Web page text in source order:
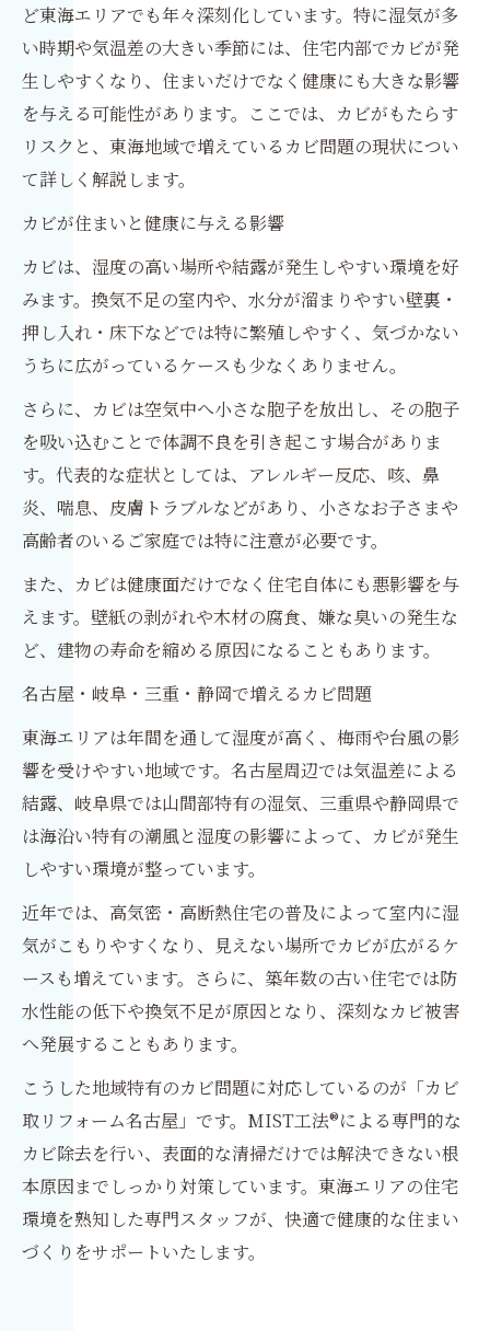
ど東海エリアでも年々深刻化しています。特に湿気が多
い時期や気温差の大きい季節には、住宅内部でカビが発
生しやすくなり、住まいだけでなく健康にも大きな影響
を与える可能性があります。ここでは、カビがもたらす
リスクと、東海地域で増えているカビ問題の現状につい
て詳しく解説します。
カビが住まいと健康に与える影響
カビは、湿度の高い場所や結露が発生しやすい環境を好
みます。換気不足の室内や、水分が溜まりやすい壁裏・
押し入れ・床下などでは特に繁殖しやすく、気づかない
うちに広がっているケースも少なくありません。
さらに、カビは空気中へ小さな胞子を放出し、その胞子
を吸い込むことで体調不良を引き起こす場合がありま
す。代表的な症状としては、アレルギー反応、咳、鼻
炎、喘息、皮膚トラブルなどがあり、小さなお子さまや
高齢者のいるご家庭では特に注意が必要です。
また、カビは健康面だけでなく住宅自体にも悪影響を与
えます。壁紙の剥がれや木材の腐食、嫌な臭いの発生な
ど、建物の寿命を縮める原因になることもあります。
名古屋・岐阜・三重・静岡で増えるカビ問題
東海エリアは年間を通して湿度が高く、梅雨や台風の影
響を受けやすい地域です。名古屋周辺では気温差による
結露、岐阜県では山間部特有の湿気、三重県や静岡県で
は海沿い特有の潮風と湿度の影響によって、カビが発生
しやすい環境が整っています。
近年では、高気密・高断熱住宅の普及によって室内に湿
気がこもりやすくなり、見えない場所でカビが広がるケ
ースも増えています。さらに、築年数の古い住宅では防
水性能の低下や換気不足が原因となり、深刻なカビ被害
へ発展することもあります。
こうした地域特有のカビ問題に対応しているのが「カビ
取リフォーム名古屋」です。MIST工法®による専門的な
カビ除去を行い、表面的な清掃だけでは解決できない根
本原因までしっかり対策しています。東海エリアの住宅
環境を熟知した専門スタッフが、快適で健康的な住まい
づくりをサポートいたします。